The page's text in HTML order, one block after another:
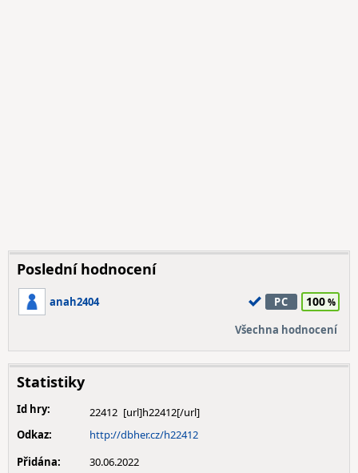
Poslední hodnocení
anah2404 PC 100
Všechna hodnocení
Statistiky
Id hry:
22412
Odkaz:
http://dbher.cz/h22412
Přidána:
30.06.2022